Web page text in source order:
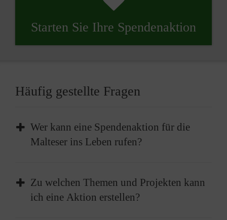
Starten Sie Ihre Spendenaktion
Häufig gestellte Fragen
Wer kann eine Spendenaktion für die
Malteser ins Leben rufen?
Jeder, der möchte, kann eine Spendenaktion
für die Malteser ins Leben rufen. Ob als
Zu welchen Themen und Projekten kann
ich eine Aktion erstellen?